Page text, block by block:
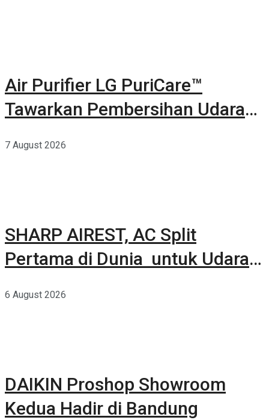
Air Purifier LG PuriCare™
Tawarkan Pembersihan Udara
7 August 2026
SHARP AIREST, AC Split
Pertama di Dunia untuk Udara
6 August 2026
DAIKIN Proshop Showroom
Kedua Hadir di Bandung